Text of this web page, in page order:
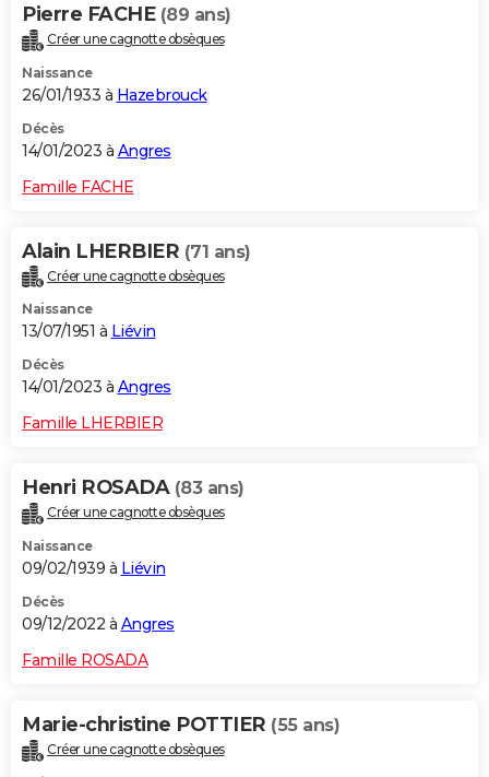
Pierre FACHE (89 ans)
Créer une cagnotte obsèques
Naissance
26/01/1933 à Hazebrouck
Décès
14/01/2023 à Angres
Famille FACHE
Alain LHERBIER (71 ans)
Créer une cagnotte obsèques
Naissance
13/07/1951 à Liévin
Décès
14/01/2023 à Angres
Famille LHERBIER
Henri ROSADA (83 ans)
Créer une cagnotte obsèques
Naissance
09/02/1939 à Liévin
Décès
09/12/2022 à Angres
Famille ROSADA
Marie-christine POTTIER (55 ans)
Créer une cagnotte obsèques